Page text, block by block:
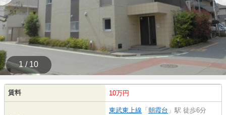
1 / 10
賃料 10万円
東武東上線 「 朝霞台 」駅 徒歩6分